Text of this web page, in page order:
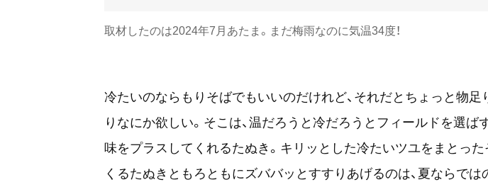
取材したのは2024年7月あたま。まだ梅雨なのに気温34度！
冷たいのならもりそばでもいいのだけれど、それだとちょっと物足
りなにか欲しい。そこは、温だろうと冷だろうとフィールドを選ば
味をプラスしてくれるたぬき。キリッとした冷たいツユをまとった
くるたぬきともろともにズババッとすすりあげるのは、夏ならで